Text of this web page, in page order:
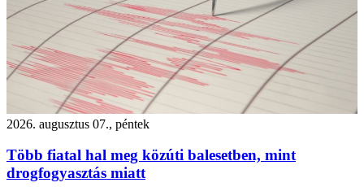
2026. augusztus 07., péntek
Több fiatal hal meg közúti balesetben, mint
drogfogyasztás miatt